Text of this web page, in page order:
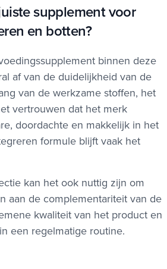
supplement voor
en botten?
binnen deze
af van de duidelijkheid van de
van de werkzame stoffen, het
vertrouwen dat het merk
doordachte en makkelijk in het
formule blijft vaak het
kan het ook nuttig zijn om
aan de complementariteit van de
kwaliteit van het product en
een regelmatige routine.